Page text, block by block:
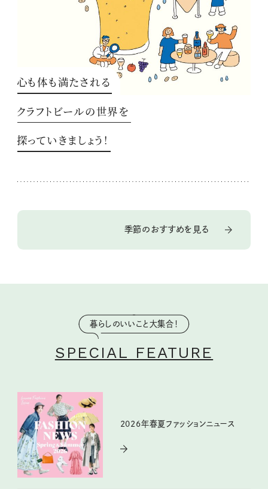
心も体も満たされる
クラフトビールの世界を
探っていきましょう！
季節のおすすめを見る
暮らしのいいこと大集合！
SPECIAL FEATURE
2026年春夏ファッションニュース